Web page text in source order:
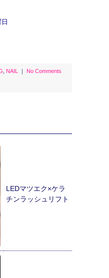
NAIL ｜ No Comments
LEDマツエク×ケラ
チンラッシュリフト